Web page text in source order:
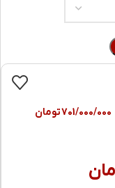
701/000/000تومان